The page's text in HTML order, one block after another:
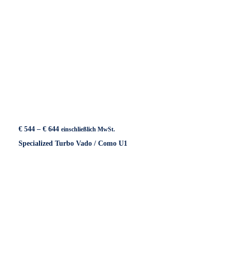
€ 544 – € 644 Preisspanne:
bis
einschließlich MwSt.
Specialized Turbo Vado / Como U1